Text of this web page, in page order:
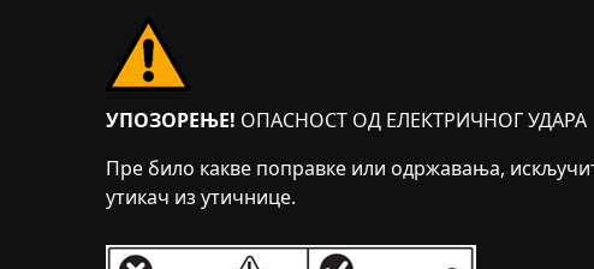
УПОЗОРЕЊЕ! ОПАСНОСТ ОД ЕЛЕКТРИЧНОГ УДАРА
Пре било какве поправке или одржавања,
утикач из утичнице.